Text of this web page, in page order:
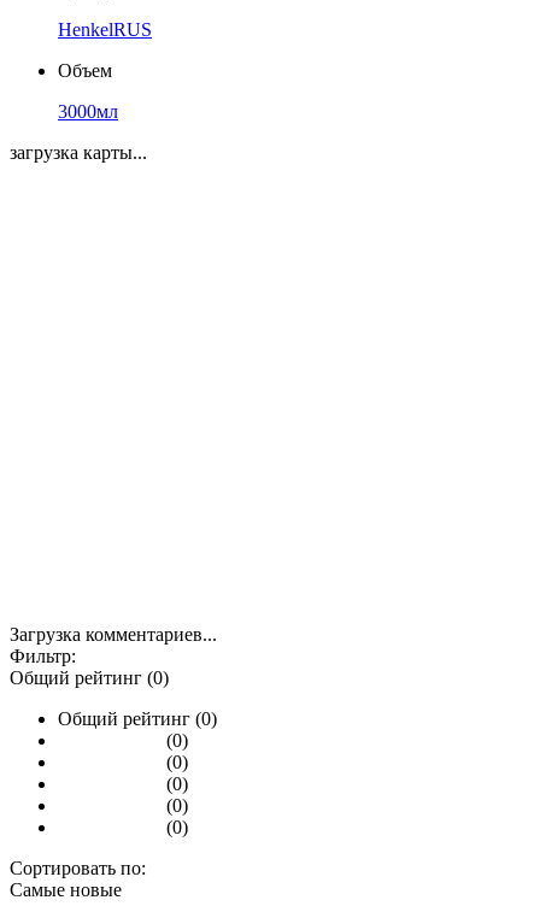
HenkelRUS
Объем
3000мл
загрузка карты...
Загрузка комментариев...
Фильтр:
Общий рейтинг (0)
Общий рейтинг (0)
(0)
(0)
(0)
(0)
(0)
Сортировать по:
Самые новые